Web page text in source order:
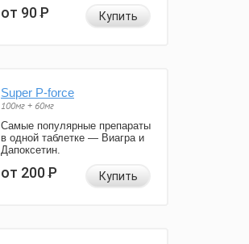
от 90Р Купить
Super P-force
100мг + 60мг
Самые популярные препараты
в одной таблетке — Виагра и
Дапоксетин.
от 200Р Купить